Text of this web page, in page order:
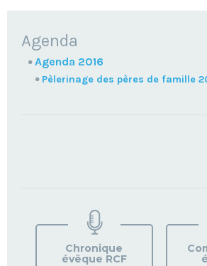
NAVIGATION
Agenda
Agenda 2016
Pèlerinage des pères de famille
Chronique
évêque RCF